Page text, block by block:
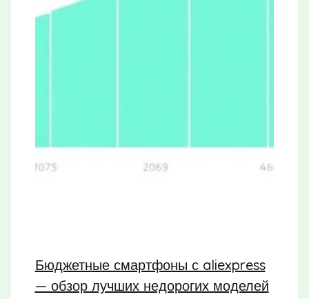
Бюджетные смартфоны с aliexpress
— обзор лучших недорогих моделей